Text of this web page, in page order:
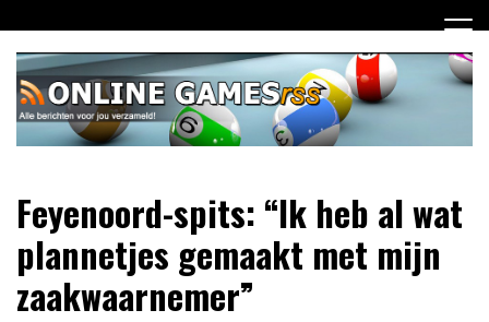
naar
inhoud
Online Games RSS
verzameld
Feyenoord-spits: “Ik heb al wat
plannetjes gemaakt met mijn
zaakwaarnemer”